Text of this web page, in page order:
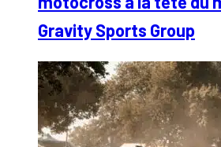
Gravity Sports Group